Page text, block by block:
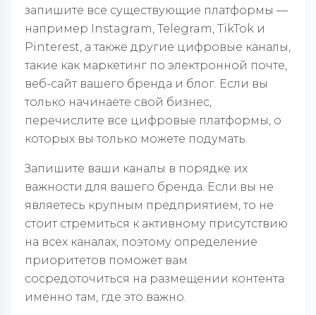
запишите все существующие платформы —
например Instagram, Telegram, TikTok и
Pinterest, а также другие цифровые каналы,
такие как маркетинг по электронной почте,
веб-сайт вашего бренда и блог. Если вы
только начинаете свой бизнес,
перечислите все цифровые платформы, о
которых вы только можете подумать.
Запишите ваши каналы в порядке их
важности для вашего бренда. Если вы не
являетесь крупным предприятием, то не
стоит стремиться к активному присутствию
на всех каналах, поэтому определение
приоритетов поможет вам
сосредоточиться на размещении контента
именно там, где это важно.